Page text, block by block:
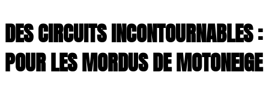
DES CIRCUITS INCONTOURNABLES :
POUR LES MORDUS DE MOTONEIGE